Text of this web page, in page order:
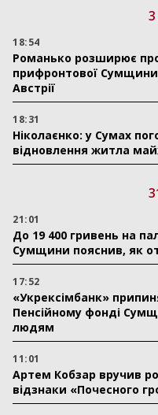
18:54
Романько розширює
прифронтової
Австрії
18:31
Ніколаєнко: у Сумах
відновлення житла
21:01
До 19 400 гривень на
Сумщини пояснив, як
17:52
«Укрексімбанк»
Пенсійному фонді
людям
11:01
Артем Кобзар вручив
відзнаки «Почесного